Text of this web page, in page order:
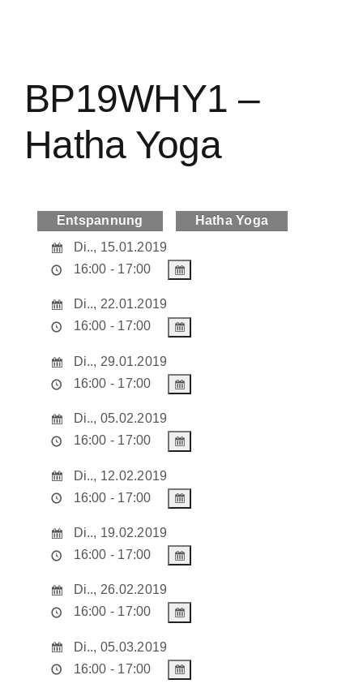
BP19WHY1 –
Hatha Yoga
Entspannung
Hatha Yoga
Di.., 15.01.2019
16:00 - 17:00
Di.., 22.01.2019
16:00 - 17:00
Di.., 29.01.2019
16:00 - 17:00
Di.., 05.02.2019
16:00 - 17:00
Di.., 12.02.2019
16:00 - 17:00
Di.., 19.02.2019
16:00 - 17:00
Di.., 26.02.2019
16:00 - 17:00
Di.., 05.03.2019
16:00 - 17:00